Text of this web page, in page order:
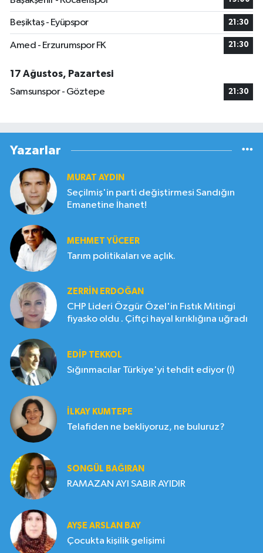
Beşiktaş - Eyüpspor 21:30
Amed - Erzurumspor FK 21:30
17 Ağustos, Pazartesi
Samsunspor - Göztepe
21:30
Yazarlar
MURAT AYDIN
Seçilmiş'in parti değiştirmesi Sandığın
Emanetine İhanet!
MEHMET YÜCEER
Tarım politikaları ve açlık.
ZERRIN ERDOĞAN
CHP Lideri Özgür Özel'in Fıstık Mitingi
fiyasko oldu . Çiftçi hayal kırıklığına uğradı
EDIP TEKKOL
Sığınmacılar Türkiye'yi tehdit ediyor (!)
İLKAY KUMTEPE
Telafiden ne bekliyoruz, ne buluruz?
SONGÜL BAĞIRAN
RAMAZAN AYI SABIR AYIDIR
AYŞE ARSLAN BAY
Çocukta kişilik gelişimi